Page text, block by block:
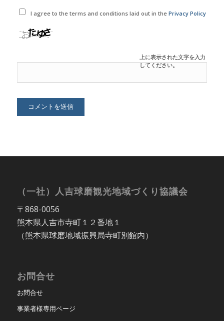
I agree to the terms and conditions laid out in thePrivacy Policy
上に表示された文字を入力
してください。
（一社）人吉球磨観光地域づくり協議会
〒868-0056
熊本県人吉市寺町１２番地１
（熊本県球磨地域振興局寺町別館内）
お問合せ
お問合せ
事業者様専用ページ